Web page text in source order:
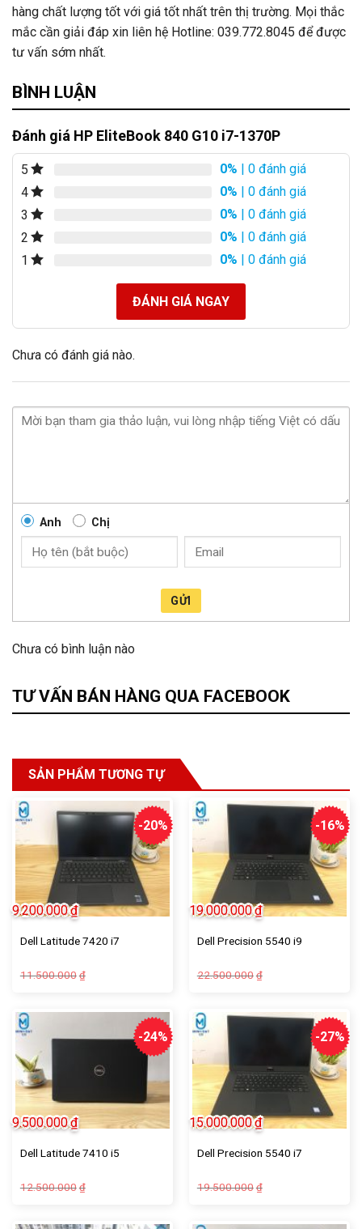
hàng chất lượng tốt với giá tốt nhất trên thị trường. Mọi thắc
mắc cần giải đáp xin liên hệ Hotline: 039.772.8045 để được
tư vấn sớm nhất.
BÌNH LUẬN
Đánh giá HP EliteBook 840 G10 i7-1370P
5 0% | 0 đánh giá
4
0% | 0 đánh giá
3
0% | 0 đánh giá
2
0% | 0 đánh giá
1
0% | 0 đánh giá
ĐÁNH GIÁ NGAY
Chưa có đánh giá nào.
Anh Chị
GỬI
Chưa có bình luận nào
TƯ VẤN BÁN HÀNG QUA FACEBOOK
SẢN PHẨM TƯƠNG TỰ
-20%
Dell Latitude 7420 i7
11.500.000 ₫
9.200.000₫
-16%
Dell Precision 5540 i9
22.500.000 ₫
19.000.000₫
-24%
Dell Latitude 7410 i5
12.500.000 ₫
9.500.000₫
-27%
Dell Precision 5540 i7
19.500.000 ₫
15.000.000₫